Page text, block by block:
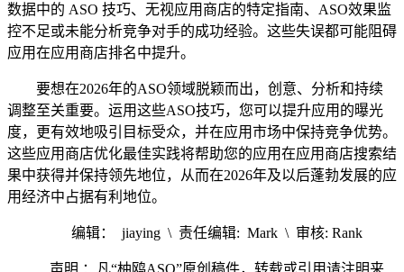
数据中的 ASO 技巧、无视应用商店的特定指南、ASO效果监
控不足或未能分析竞争对手的成功经验。这些失误都可能阻碍
应用在应用商店排名中提升。
要想在2026年的ASO领域脱颖而出，创意、分析和持续
调整至关重要。运用这些ASO技巧，您可以提升应用的曝光
度，更有效地吸引目标受众，并在应用市场中保持竞争优势。
这些应用商店优化最佳实践将帮助您的应用在应用商店搜索结
果中获得并保持领先地位，从而在2026年及以后蓬勃发展的应
用经济中占据有利地位。
编辑： jiaying \ 责任编辑: Mark \ 审核: Rank
声明 ：凡“柚鸥ASO”原创稿件，转载或引用请注明来